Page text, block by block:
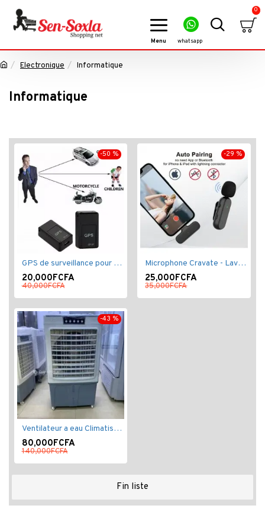
0
Electronique Informatique
Informatique
-50 %
GPS de surveillance pour vos biens et vos enfants
20,000FCFA
40,000FCFA
-29 %
Microphone Cravate - Lavalier pour smartphone, enregistrement vidéo YouTube Live Stream K60 For Type
25,000FCFA
35,000FCFA
-43 %
Ventilateur a eau Climatiseur Mobile Grand Model.
80,000FCFA
140,000FCFA
Fin liste